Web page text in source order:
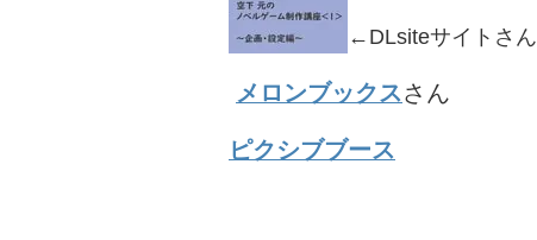
←DLsiteサイトさん
メロンブックスさん
ピクシブブース